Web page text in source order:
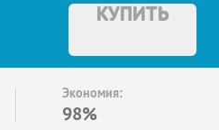
КУПИТЬ
Экономия:
98%